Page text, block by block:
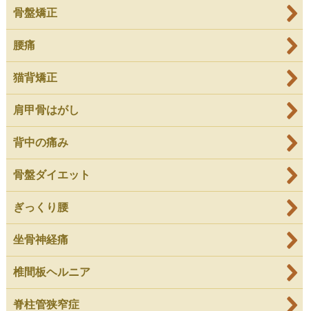
骨盤矯正
腰痛
猫背矯正
肩甲骨はがし
背中の痛み
骨盤ダイエット
ぎっくり腰
坐骨神経痛
椎間板ヘルニア
脊柱管狭窄症